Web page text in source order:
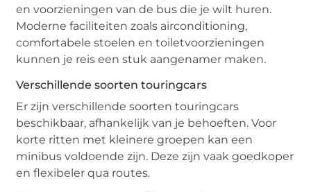
en voorzieningen van de bus die je wilt huren.
Moderne faciliteiten zoals airconditioning,
comfortabele stoelen en toiletvoorzieningen
kunnen je reis een stuk aangenamer maken.
Verschillende soorten touringcars
Er zijn verschillende soorten touringcars
beschikbaar, afhankelijk van je behoeften. Voor
korte ritten met kleinere groepen kan een
minibus voldoende zijn. Deze zijn vaak goedkoper
en flexibeler qua routes.